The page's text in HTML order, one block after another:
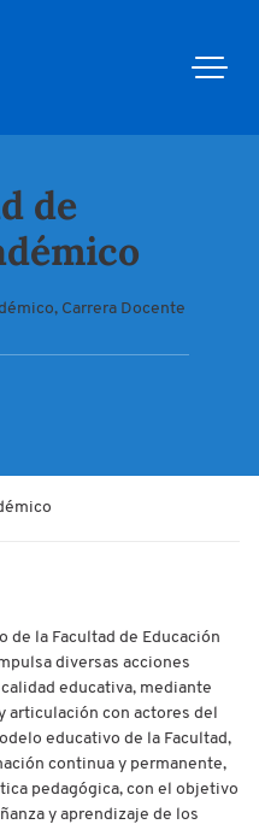
de
Carrera Docente
de la Facultad de Educación
diversas acciones
educativa, mediante
articulación con actores del
educativo de la Facultad,
continua y permanente,
pedagógica, con el objetivo
y aprendizaje de los